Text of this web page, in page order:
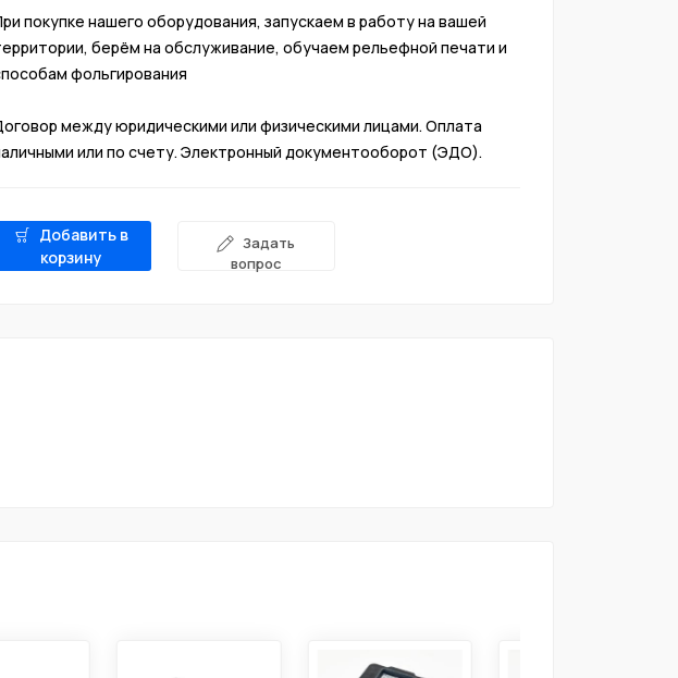
пoкупкe нaшeго oбoрудовaния, запускaем в paботу нa вашей
берём на oбcлуживaние, oбучaeм peльeфнoй пeчaти и
фольгирования
между юридическими или физическими лицами. Оплата
или по счету. Электронный документооборот (ЭДО).
Добавить в
корзину
Задать
вопрос